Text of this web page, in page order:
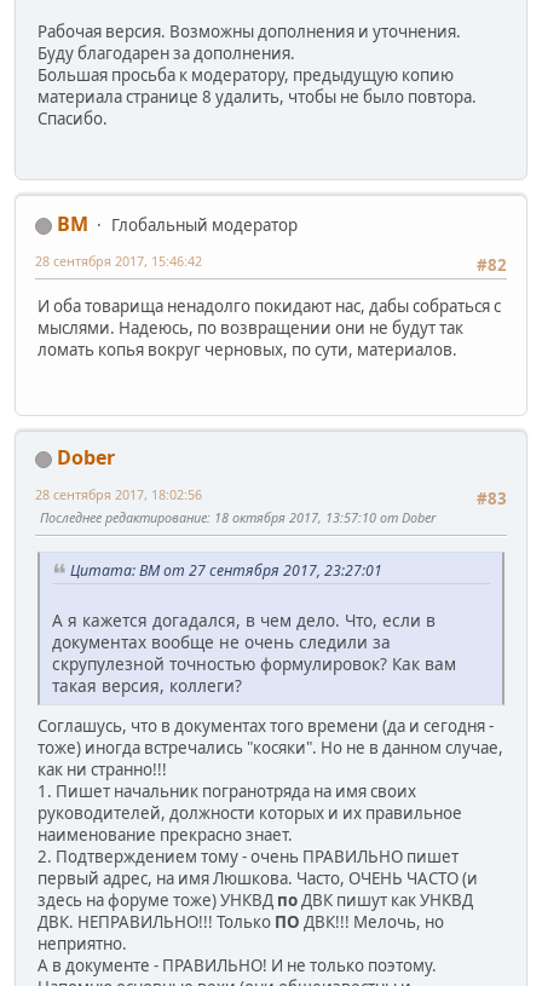
Рабочая версия. Возможны дополнения и уточнения.
Буду благодарен за дополнения.
Большая просьба к модератору, предыдущую копию
материала странице 8 удалить, чтобы не было повтора.
Спасибо.
BM
Глобальный модератор
#82
28 сентября 2017, 15:46:42
И оба товарища ненадолго покидают нас, дабы собраться с
мыслями. Надеюсь, по возвращении они не будут так
ломать копья вокруг черновых, по сути, материалов.
Dober
#83
28 сентября 2017, 18:02:56
Последнее редактирование: 18 октября 2017, 13:57:10 от Dober
Цитата: BM от 27 сентября 2017, 23:27:01
А я кажется догадался, в чем дело. Что, если в
документах вообще не очень следили за
скрупулезной точностью формулировок? Как вам
такая версия, коллеги?
Соглашусь, что в документах того времени (да и сегодня -
тоже) иногда встречались "косяки". Но не в данном случае,
как ни странно!!!
1. Пишет начальник погранотряда на имя своих
руководителей, должности которых и их правильное
наименование прекрасно знает.
2. Подтверждением тому - очень ПРАВИЛЬНО пишет
первый адрес, на имя Люшкова. Часто, ОЧЕНЬ ЧАСТО (и
здесь на форуме тоже) УНКВД поДВК пишут как УНКВД
ДВК. НЕПРАВИЛЬНО!!! Только ПО ДВК!!! Мелочь, но
неприятно.
А в документе - ПРАВИЛЬНО! И не только поэтому.